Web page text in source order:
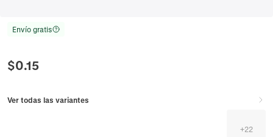
Envío gratis
$0.15
Ver todas las variantes
+22